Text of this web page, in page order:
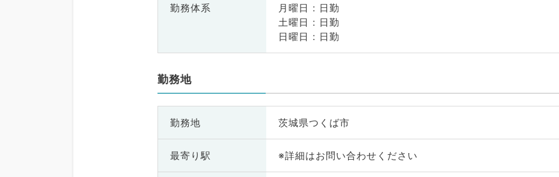
勤務体系
月曜日 : 日勤
土曜日 : 日勤
日曜日 : 日勤
勤務地
勤務地 茨城県つくば市
最寄り駅 ※詳細はお問い合わせください